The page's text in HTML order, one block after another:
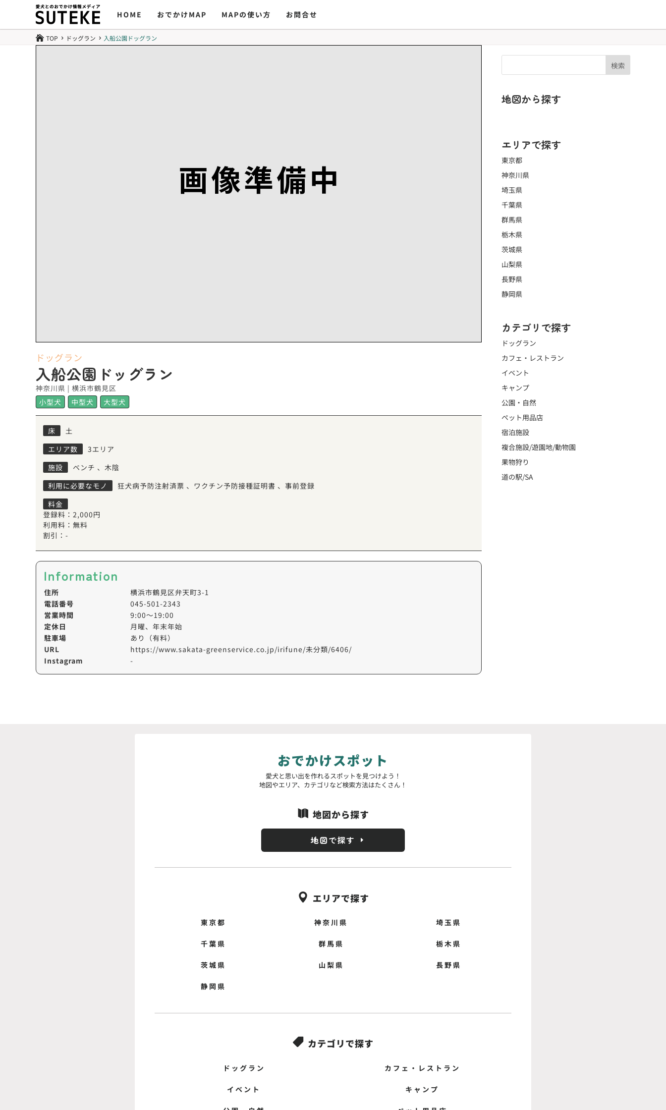
HOME おでかけMAP MAPの使い方 お問合せ
 TOP 5 ドッグラン 5 入船公園ドッグラン
ドッグラン
入船公園ドッグラン
神奈川県 | 横浜市鶴見区
小型犬
中型犬 大型犬
床
土
エリア数
3エリア
施設
ベンチ 、 木陰
利用に必要なモノ
狂犬病予防注射済票 、 ワクチン予防接種証明書 、 事前登録
料金
登録料：2,000円
利用料：無料
割引：-
Information
住所
横浜市鶴見区弁天町3-1
電話番号
045-501-2343
営業時間
9:00～19:00
定休日
月曜、年末年始
駐車場
あり（有料）
URL
https://www.sakata-greenservice.co.jp/irifune/未分類/6406/
Instagram
-
検索
地図から探す
エリアで探す
東京都
神奈川県
埼玉県
千葉県
群馬県
栃木県
茨城県
山梨県
長野県
静岡県
カテゴリで探す
ドッグラン
カフェ・レストラン
イベント
キャンプ
公園・自然
ペット用品店
宿泊施設
複合施設/遊園地/動物園
果物狩り
道の駅/SA
おでかけスポット
愛犬と思い出を作れるスポットを見つけよう！
地図やエリア、カテゴリなど検索方法はたくさん！
地図から探す
地図で探す
 エリアで探す
東京都 神奈川県 埼玉県
千葉県 群馬県 栃木県
茨城県 山梨県 長野県
静岡県
 カテゴリで探す
ドッグラン カフェ・レストラン
イベント キャンプ